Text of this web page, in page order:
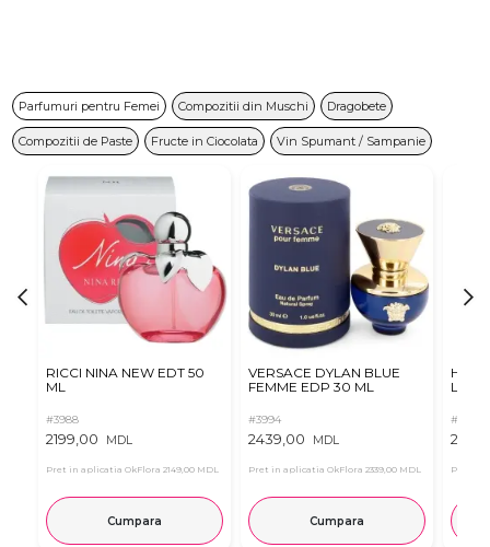
Parfumuri pentru Femei Compozitii din Muschi Dragobete
Compozitii de Paste Fructe in Ciocolata Vin Spumant / Sampanie
RICCI NINA NEW EDT 50
ML
#3988
2199,00 MDL
Pret in aplicatia OkFlora 2149,00 MDL
Cumpara
VERSACE DYLAN BLUE
FEMME EDP 30 ML
#3994
2439,00 MDL
Pret in aplicatia OkFlora 2339,00 MDL
Cumpara
Hugo
Le
#4014
Pret in